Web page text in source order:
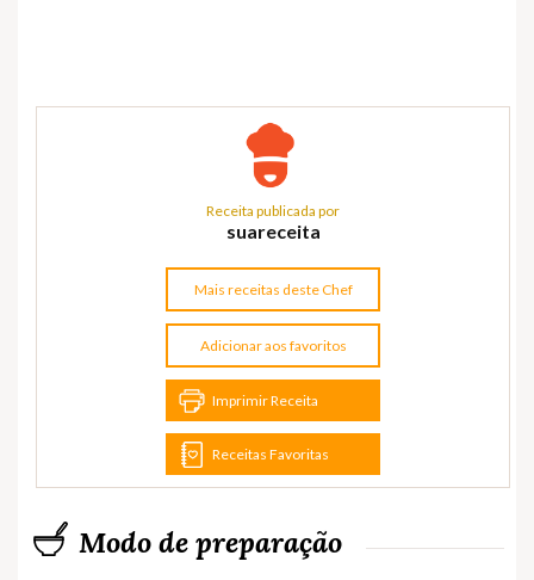
Receita publicada por
suareceita
Mais receitas deste Chef
Adicionar aos favoritos
Imprimir Receita
Receitas Favoritas
Modo de preparação